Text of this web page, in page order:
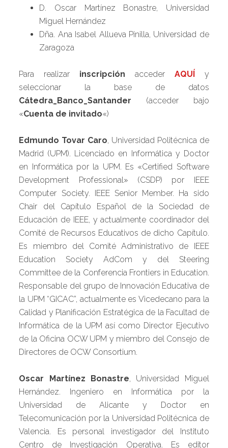
D. Oscar Martínez Bonastre, Universidad
Miguel Hernández
Dña. Ana Isabel Allueva Pinilla, Universidad de
Zaragoza
Para realizar inscripción acceder AQUÍy
seleccionar la base de datos
Cátedra_Banco_Santander (acceder bajo
«Cuenta de invitado«)
Edmundo Tovar Caro, Universidad Politécnica de
Madrid (UPM). Licenciado en Informática y Doctor
en Informática por la UPM. Es «Certified Software
Development Professional» (CSDP) por IEEE
Computer Society. IEEE Senior Member. Ha sido
Chair del Capítulo Español de la Sociedad de
Educación de IEEE, y actualmente coordinador del
Comité de Recursos Educativos de dicho Capítulo.
Es miembro del Comité Administrativo de IEEE
Education Society AdCom y del Steering
Committee de la Conferencia Frontiers in Education.
Responsable del grupo de Innovación Educativa de
la UPM “GICAC”, actualmente es Vicedecano para la
Calidad y Planificación Estratégica de la Facultad de
Informática de la UPM así como Director Ejecutivo
de la Oficina OCW UPM y miembro del Consejo de
Directores de OCW Consortium.
Oscar Martínez Bonastre, Universidad Miguel
Hernández. Ingeniero en Informática por la
Universidad de Alicante y Doctor en
Telecomunicación por la Universidad Politécnica de
Valencia. Es personal investigador del Instituto
Centro de Investigación Operativa. Es editor